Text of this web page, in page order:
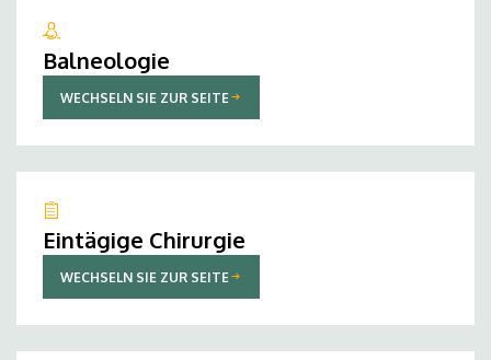
Balneologie
WECHSELN SIE ZUR SEITE
Eintägige Chirurgie
WECHSELN SIE ZUR SEITE